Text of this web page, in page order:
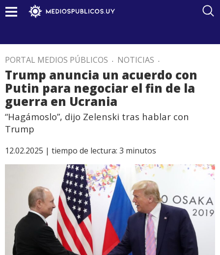
PORTAL MEDIOS PÚBLICOS . NOTICIAS .
Trump anuncia un acuerdo con
Putin para negociar el fin de la
guerra en Ucrania
“Hagámoslo”, dijo Zelenski tras hablar con
Trump
12.02.2025 | tiempo de lectura: 3 minutos